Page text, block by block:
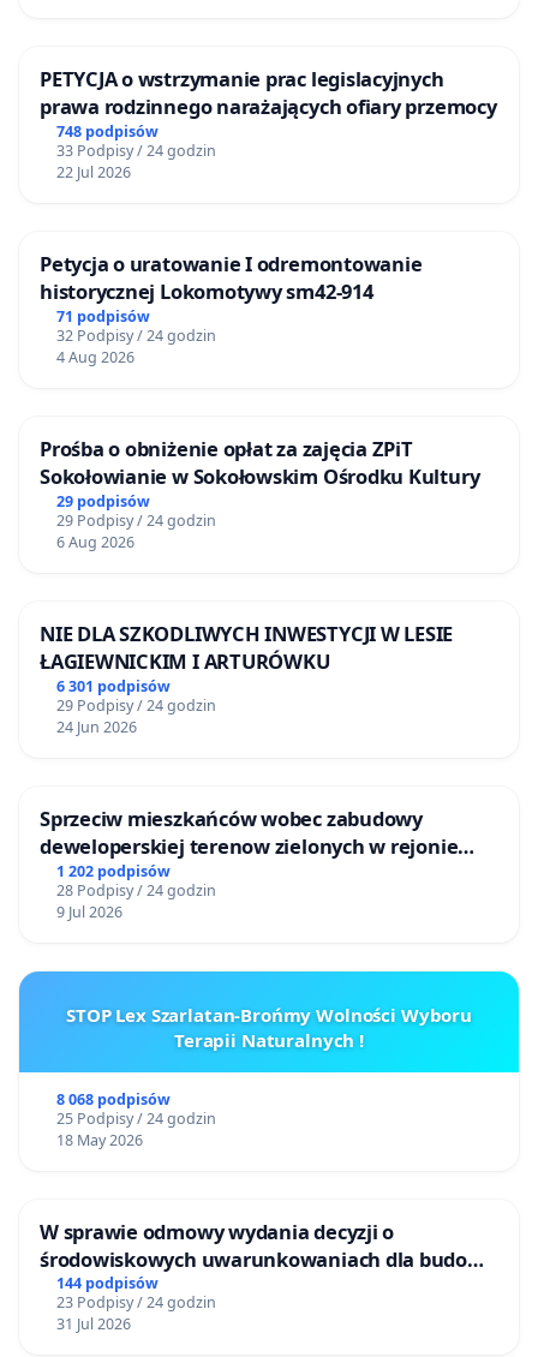
PETYCJA o wstrzymanie prac legislacyjnych
prawa rodzinnego narażających ofiary przemocy
748 podpisów
33 Podpisy / 24 godzin
22 Jul 2026
Petycja o uratowanie I odremontowanie
historycznej Lokomotywy sm42-914
71 podpisów
32 Podpisy / 24 godzin
4 Aug 2026
Prośba o obniżenie opłat za zajęcia ZPiT
Sokołowianie w Sokołowskim Ośrodku Kultury
29 podpisów
29 Podpisy / 24 godzin
6 Aug 2026
NIE DLA SZKODLIWYCH INWESTYCJI W LESIE
ŁAGIEWNICKIM I ARTURÓWKU
6 301 podpisów
29 Podpisy / 24 godzin
24 Jun 2026
Sprzeciw mieszkańców wobec zabudowy
deweloperskiej terenow zielonych w rejonie
Bulwarów Straceńskich w Bielsku-Białej
1 202 podpisów
28 Podpisy / 24 godzin
9 Jul 2026
STOP Lex Szarlatan-Brońmy Wolności Wyboru
Terapii Naturalnych !
8 068 podpisów
25 Podpisy / 24 godzin
18 May 2026
W sprawie odmowy wydania decyzji o
środowiskowych uwarunkowaniach dla budowy
zakładu wytwarzania biometanu „Krynki” w
Ostrowiu Południowym oraz ochrony
mieszkańców i Puszczy Knyszyńskiej
144 podpisów
23 Podpisy / 24 godzin
31 Jul 2026